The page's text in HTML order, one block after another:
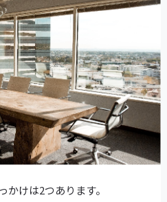
かけは2つあります。